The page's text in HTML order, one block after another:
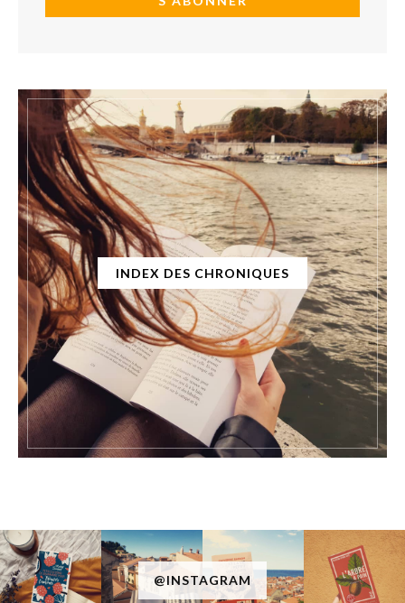
INDEX DES CHRONIQUES
@INSTAGRAM
ROMANCE ET FAUTES DE FRAPPE
L'été, je
RETROUVAILLES
La rentrée littéra